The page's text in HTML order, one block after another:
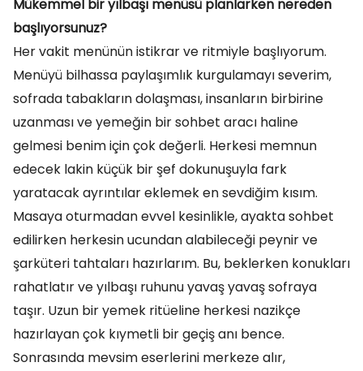
Mükemmel bir yılbaşı menüsü planlarken nereden
başlıyorsunuz?
Her vakit menünün istikrar ve ritmiyle başlıyorum.
Menüyü bilhassa paylaşımlık kurgulamayı severim,
sofrada tabakların dolaşması, insanların birbirine
uzanması ve yemeğin bir sohbet aracı haline
gelmesi benim için çok değerli. Herkesi memnun
edecek lakin küçük bir şef dokunuşuyla fark
yaratacak ayrıntılar eklemek en sevdiğim kısım.
Masaya oturmadan evvel kesinlikle, ayakta sohbet
edilirken herkesin ucundan alabileceği peynir ve
şarküteri tahtaları hazırlarım. Bu, beklerken konukları
rahatlatır ve yılbaşı ruhunu yavaş yavaş sofraya
taşır. Uzun bir yemek ritüeline herkesi nazikçe
hazırlayan çok kıymetli bir geçiş anı bence.
Sonrasında mevsim eserlerini merkeze alır,